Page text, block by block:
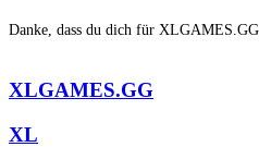
Danke, dass du dich für XLGAMES.GG
XLGAMES.GG
XL